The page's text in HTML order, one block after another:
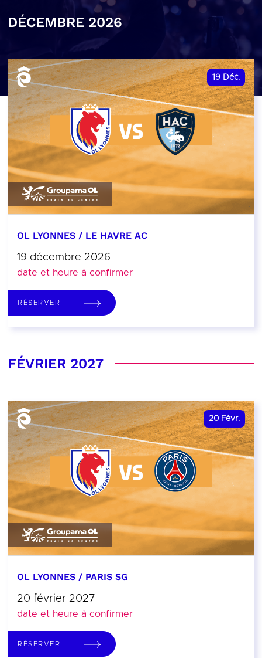
DÉCEMBRE 2026
19 Déc.
OL LYONNES / LE HAVRE AC
19 décembre 2026
date et heure à confirmer
RÉSERVER
FÉVRIER 2027
20 Févr.
OL LYONNES / PARIS SG
20 février 2027
date et heure à confirmer
RÉSERVER